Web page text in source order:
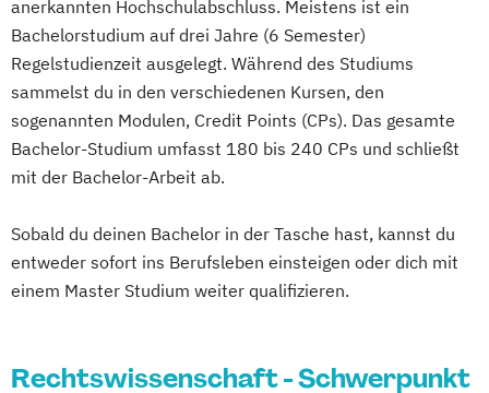
anerkannten Hochschulabschluss. Meistens ist ein
Bachelorstudium auf drei Jahre (6 Semester)
Regelstudienzeit ausgelegt. Während des Studiums
sammelst du in den verschiedenen Kursen, den
sogenannten Modulen, Credit Points (CPs). Das gesamte
Bachelor-Studium umfasst 180 bis 240 CPs und schließt
mit der Bachelor-Arbeit ab.
Sobald du deinen Bachelor in der Tasche hast, kannst du
entweder sofort ins Berufsleben einsteigen oder dich mit
einem Master Studium weiter qualifizieren.
Rechtswissenschaft - Schwerpunkt